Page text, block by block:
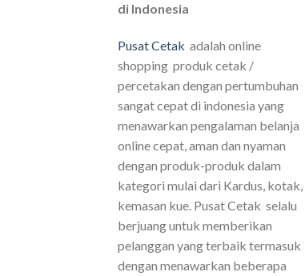
di Indonesia
Pusat Cetak adalah online
shopping produk cetak /
percetakan dengan pertumbuhan
sangat cepat di indonesia yang
menawarkan pengalaman belanja
online cepat, aman dan nyaman
dengan produk-produk dalam
kategori mulai dari Kardus, kotak,
kemasan kue. Pusat Cetak selalu
berjuang untuk memberikan
pelanggan yang terbaik termasuk
dengan menawarkan beberapa